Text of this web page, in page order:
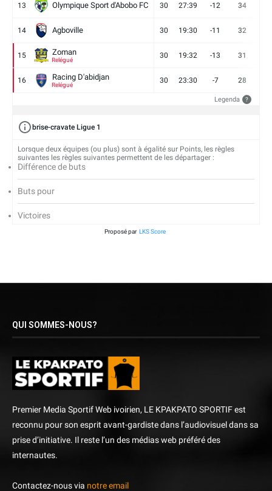
13 Olympique Sport d'Abobo FC 30 27:39 -12 34
14 Agboville 30 19:30 -11 32
15 Zoman
Relégué
30 19:32 -13 31
16 Racing D'abidjan
Relégué
30 23:30 -7 28
Legenda ?
brise-cravate Ligue 1
Lorsque deux équipes (ou plus) sont à égalité sur Points, les règles
suivantes les règles suivantes permettent de les départager :
Différence de buts
Buts pour
Victoires
Proposé par LKS Score
QUI SOMMES-NOUS?
Premier Media Sportif Web ivoirien, LE KPAKPATO SPORTIF est
reconnu pour son esprit avant-gardiste dans l’audiovisuel dans sa
prise d’initiative. Il reste l’un des médias web préféré des
internautes.
Contactez-nous via notre email